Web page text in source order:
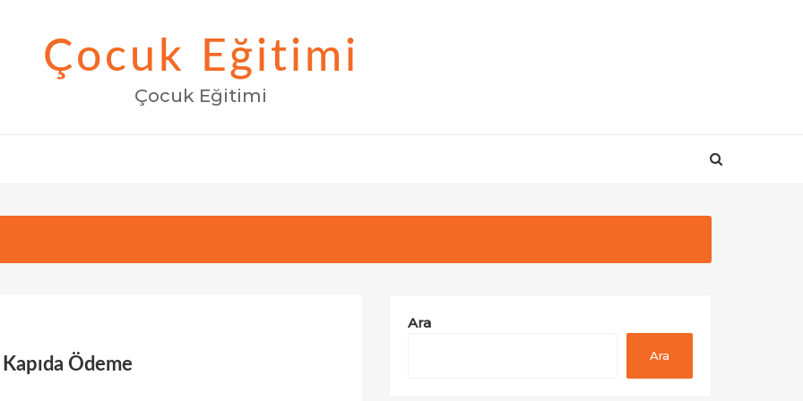
Çocuk Eğitimi
Çocuk Eğitimi
Ödeme
Ara
Ara